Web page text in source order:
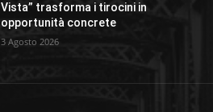
Vista” trasforma i tirocini in
opportunità concrete
3 Agosto 2026